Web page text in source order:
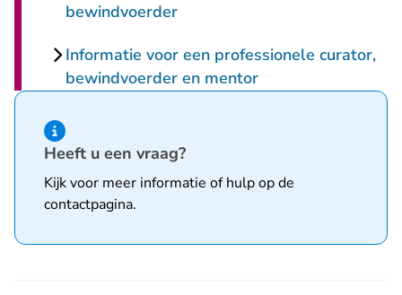
bewindvoerder
Informatie voor een professionele curator,
bewindvoerder en mentor
Hint van type informatie
Heeft u een vraag?
Kijk voor meer informatie of hulp op de
contactpagina.